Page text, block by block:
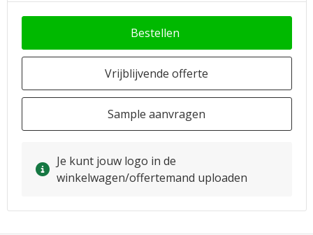
Bestellen
Vrijblijvende offerte
Sample aanvragen
Je kunt jouw logo in de
winkelwagen/offertemand uploaden